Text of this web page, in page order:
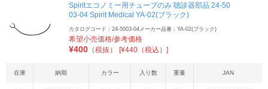
Spiritエコノミー用チューブのみ 聴診器部品 24-50
03-04 Spirit Medical YA-02(ブラック)
カタログコード：24-5003-04メーカー品番：YA-02(ブラック)
希望小売価格/参考価格
¥400 （税抜） [¥440（税込）]
在庫 納期 カラー 入り数 重量 JAN